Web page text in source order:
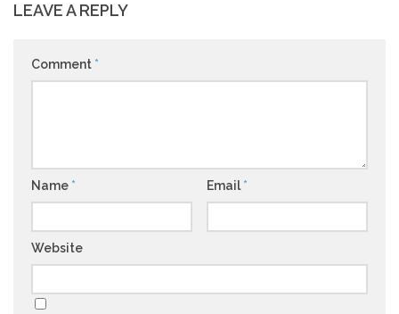
LEAVE A REPLY
Comment *
Name * Email *
Website